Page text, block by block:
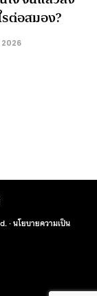
ต่อสมอง?
·นโยบายความเป็น